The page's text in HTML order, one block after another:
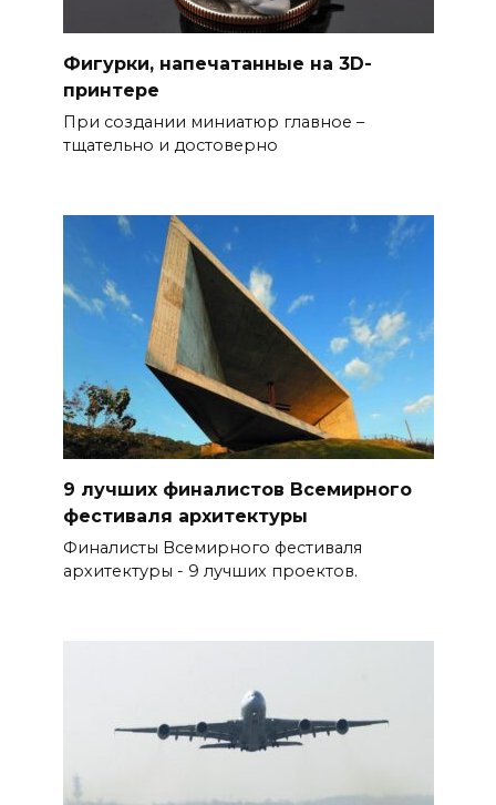
Фигурки, напечатанные на 3D-
принтере
При создании миниатюр главное –
тщательно и достоверно
9 лучших финалистов Всемирного
фестиваля архитектуры
Финалисты Всемирного фестиваля
архитектуры - 9 лучших проектов.